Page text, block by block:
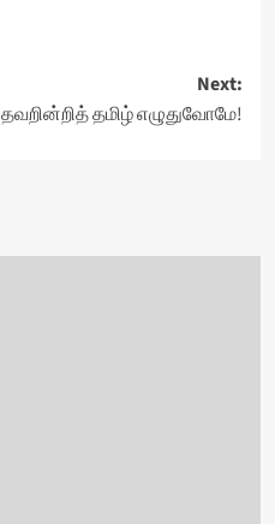
Next:
தவறின்றித் தமிழ் எழுதுவோமே!